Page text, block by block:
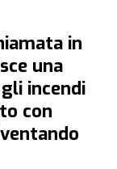
in
una
incendi
con